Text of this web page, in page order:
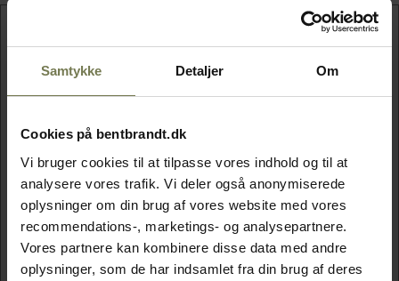
Samtykke Detaljer Om
Cookies på bentbrandt.dk
Vi bruger cookies til at tilpasse vores indhold og til at
analysere vores trafik. Vi deler også anonymiserede
oplysninger om din brug af vores website med vores
recommendations-, marketings- og analysepartnere.
Vores partnere kan kombinere disse data med andre
oplysninger, som de har indsamlet fra din brug af deres
Ingredienser
50 g hyben
50 g havtorn
4 spsk honning
Friséesalat
Ærteskud